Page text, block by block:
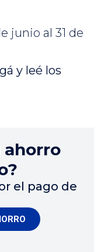
junio al 31 de
y leé los
ahorro
el pago de